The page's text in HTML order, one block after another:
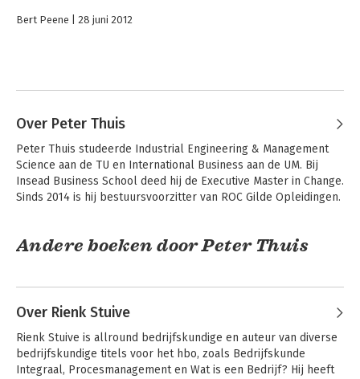
Bert Peene 28 juni 2012
Over Peter Thuis
Peter Thuis studeerde Industrial Engineering & Management
Science aan de TU en International Business aan de UM. Bij
Insead Business School deed hij de Executive Master in Change.
Sinds 2014 is hij bestuursvoorzitter van ROC Gilde Opleidingen.
Andere boeken door Peter Thuis
Over Rienk Stuive
Rienk Stuive is allround bedrijfskundige en auteur van diverse
bedrijfskundige titels voor het hbo, zoals Bedrijfskunde
Integraal, Procesmanagement en Wat is een Bedrijf? Hij heeft